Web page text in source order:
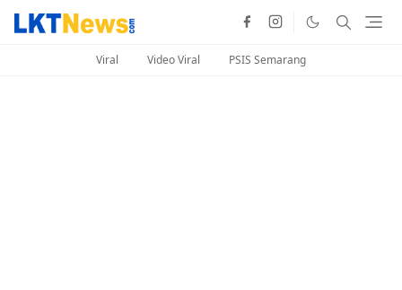
Viral Video Viral PSIS Semarang